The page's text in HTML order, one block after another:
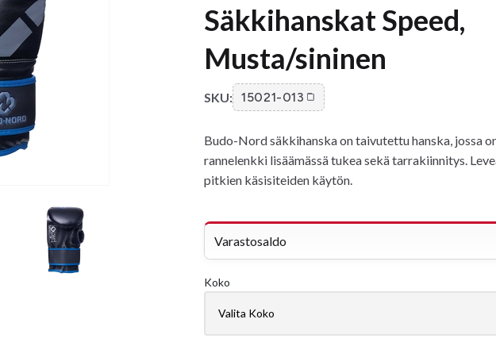
Säkkihanskat Speed,
Musta/sininen
SKU: 15021-013
Budo-Nord säkkihanska on taivutettu hanska, jossa
rannelenkki lisäämässä tukea sekä tarrakiinnitys.
pitkien käsisiteiden käytön.
Varastosaldo
Koko